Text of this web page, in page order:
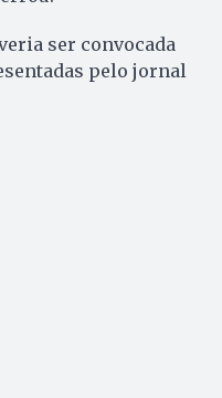
ser convocada
pelo jornal